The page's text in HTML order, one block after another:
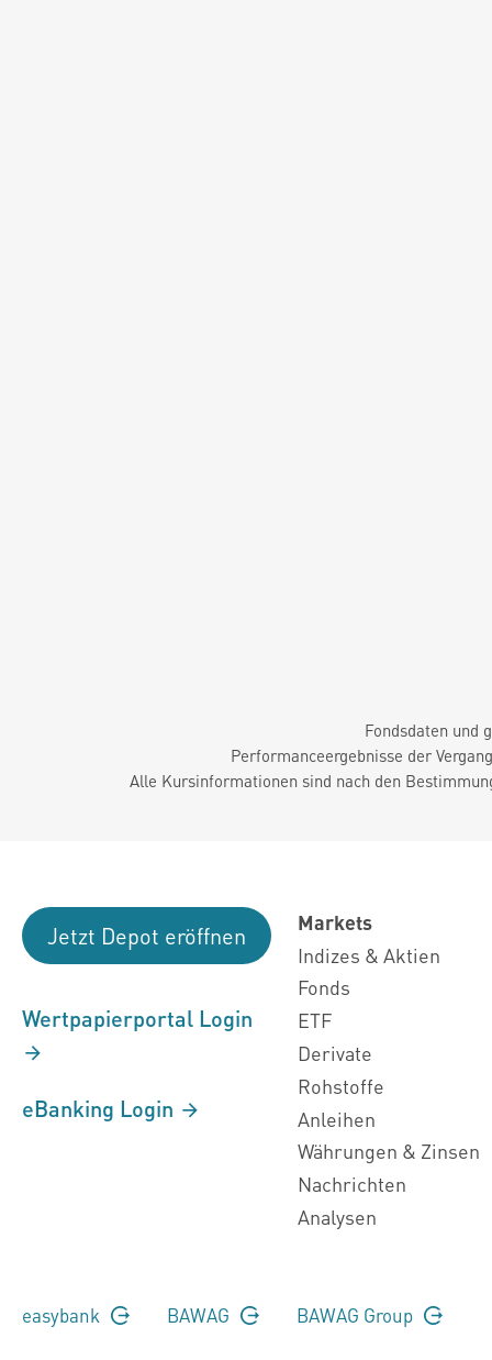
Fondsdaten und
Performanceergebnisse der
Alle Kursinformationen sind nach den
Jetzt Depot eröffnen
Wertpapierportal Login
eBanking Login
Markets
Indizes & Aktien
Fonds
ETF
Derivate
Rohstoffe
Anleihen
Währungen & Zinsen
Nachrichten
Analysen
easybank BAWAG BAWAG Group